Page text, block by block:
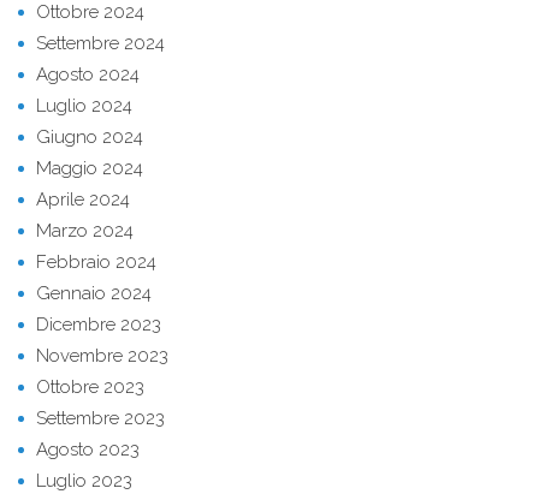
Ottobre 2024
Settembre 2024
Agosto 2024
Luglio 2024
Giugno 2024
Maggio 2024
Aprile 2024
Marzo 2024
Febbraio 2024
Gennaio 2024
Dicembre 2023
Novembre 2023
Ottobre 2023
Settembre 2023
Agosto 2023
Luglio 2023